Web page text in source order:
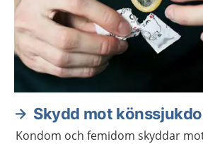
Skydd mot
Kondom och femidom skyddar